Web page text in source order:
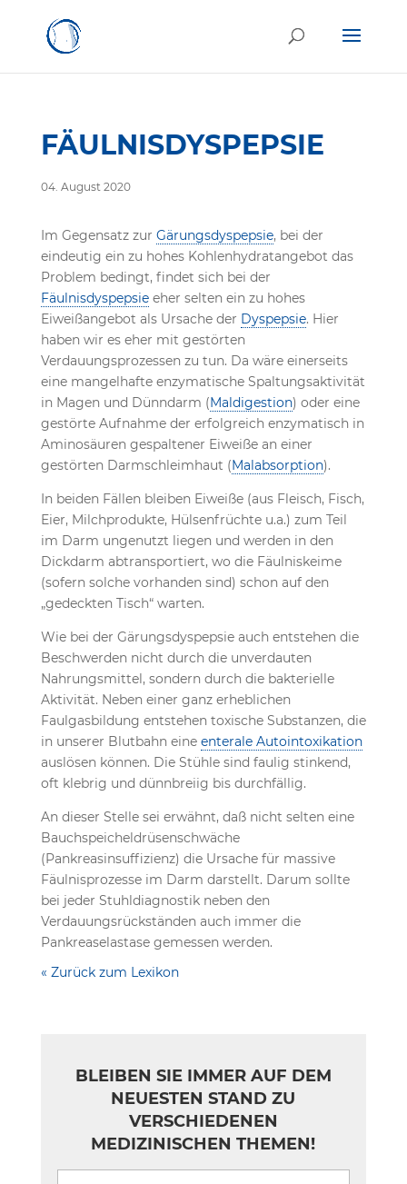
FÄULNISDYSPEPSIE
04. August 2020
Im Gegensatz zur Gärungsdyspepsie, bei der
eindeutig ein zu hohes Kohlenhydratangebot das
Problem bedingt, findet sich bei der
Fäulnisdyspepsieeher selten ein zu hohes
Eiweißangebot als Ursache der Dyspepsie. Hier
haben wir es eher mit gestörten
Verdauungsprozessen zu tun. Da wäre einerseits
eine mangelhafte enzymatische Spaltungsaktivität
in Magen und Dünndarm (Maldigestion) oder eine
gestörte Aufnahme der erfolgreich enzymatisch in
Aminosäuren gespaltener Eiweiße an einer
gestörten Darmschleimhaut (Malabsorption).
In beiden Fällen bleiben Eiweiße (aus Fleisch, Fisch,
Eier, Milchprodukte, Hülsenfrüchte u.a.) zum Teil
im Darm ungenutzt liegen und werden in den
Dickdarm abtransportiert, wo die Fäulniskeime
(sofern solche vorhanden sind) schon auf den
„gedeckten Tisch“ warten.
Wie bei der Gärungsdyspepsie auch entstehen die
Beschwerden nicht durch die unverdauten
Nahrungsmittel, sondern durch die bakterielle
Aktivität. Neben einer ganz erheblichen
Faulgasbildung entstehen toxische Substanzen, die
in unserer Blutbahn eine enterale Autointoxikation
auslösen können. Die Stühle sind faulig stinkend,
oft klebrig und dünnbreiig bis durchfällig.
An dieser Stelle sei erwähnt, daß nicht selten eine
Bauchspeicheldrüsenschwäche
(Pankreasinsuffizienz) die Ursache für massive
Fäulnisprozesse im Darm darstellt. Darum sollte
bei jeder Stuhldiagnostik neben den
Verdauungsrückständen auch immer die
Pankreaselastase gemessen werden.
« Zurück zum Lexikon
BLEIBEN SIE IMMER AUF DEM
NEUESTEN STAND ZU
VERSCHIEDENEN
MEDIZINISCHEN THEMEN!